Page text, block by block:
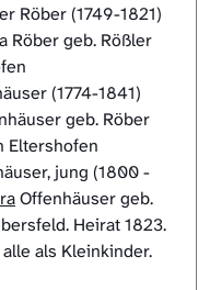
Röber (1749-1821)
Röber geb. Rößler
(1774-1841)
geb. Röber
Eltershofen
jung (1800 -
Offenhäuser geb.
Heirat 1823.
als Kleinkinder.